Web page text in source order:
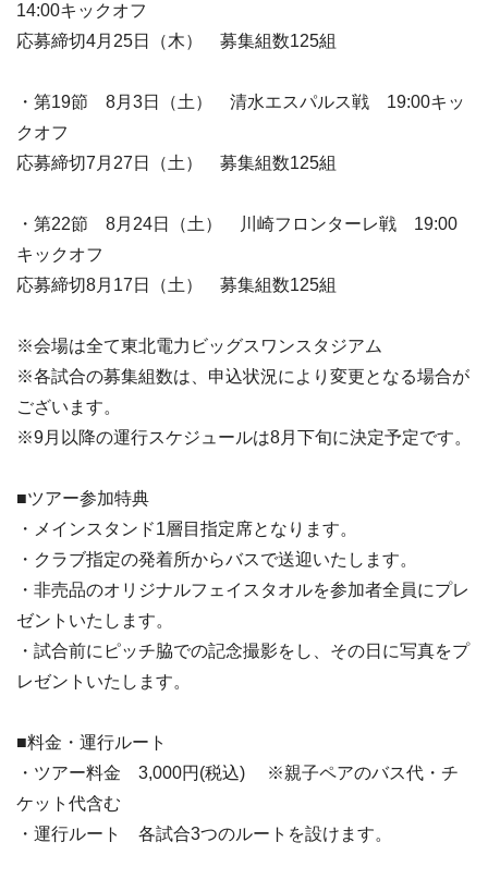
14:00キックオフ
応募締切4月25日（木） 募集組数125組
・第19節 8月3日（土） 清水エスパルス戦 19:00キッ
クオフ
応募締切7月27日（土） 募集組数125組
・第22節 8月24日（土） 川崎フロンターレ戦 19:00
キックオフ
応募締切8月17日（土） 募集組数125組
※会場は全て東北電力ビッグスワンスタジアム
※各試合の募集組数は、申込状況により変更となる場合が
ございます。
※9月以降の運行スケジュールは8月下旬に決定予定です。
■ツアー参加特典
・メインスタンド1層目指定席となります。
・クラブ指定の発着所からバスで送迎いたします。
・非売品のオリジナルフェイスタオルを参加者全員にプレ
ゼントいたします。
・試合前にピッチ脇での記念撮影をし、その日に写真をプ
レゼントいたします。
■料金・運行ルート
・ツアー料金 3,000円(税込) ※親子ペアのバス代・チ
ケット代含む
・運行ルート 各試合3つのルートを設けます。